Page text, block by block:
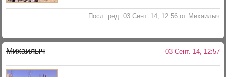
Посл. ред. 03 Сент. 14, 12:56 от Михаилыч
Михаилыч 03 Сент. 14, 12:57